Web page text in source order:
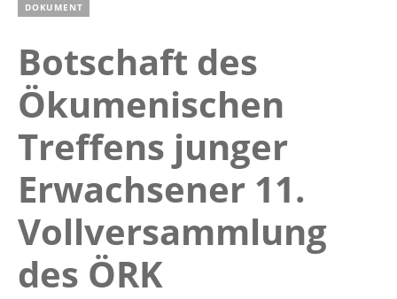
DOKUMENT
Botschaft des
Ökumenischen
Treffens junger
Erwachsener 11.
Vollversammlung
des ÖRK